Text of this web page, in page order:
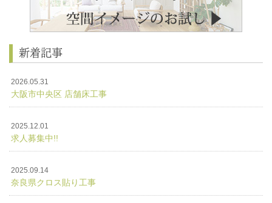
新着記事
2026.05.31
大阪市中央区 店舗床工事
2025.12.01
求人募集中!!
2025.09.14
奈良県クロス貼り工事